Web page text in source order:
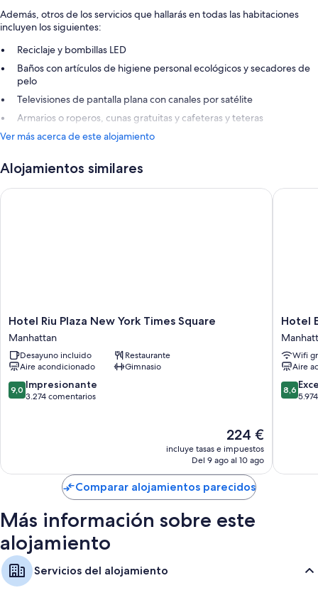
Además, otros de los servicios que hallarás en todas las habitaciones
incluyen los siguientes:
Reciclaje y bombillas LED
Baños con artículos de higiene personal ecológicos y secadores de
pelo
Televisiones de pantalla plana con canales por satélite
Armarios o roperos, cunas gratuitas y cafeteras y teteras
Ver más acerca de este alojamiento
Alojamientos similares
Hotel
Riu
Plaza
New
York
Times
Square
Hotel Riu Plaza New York Times Square
Manhattan
Desayuno incluido
Restaurante
Aire acondicionado
Gimnasio
9.0
sobre
9,0 Impresionante
3.274 comentarios
El
precio
actual
de
224 €
224 €
incluye tasas e impuestos
Del 9 ago al 10 ago
Hotel Riu Plaza New York Times Square
Hotel
Edison
Times
Square
Hotel
Wifi
Aire
8.6
sobre
8,6
Hotel
Comparar alojamientos parecidos
Más información sobre este
alojamiento
Servicios del alojamiento